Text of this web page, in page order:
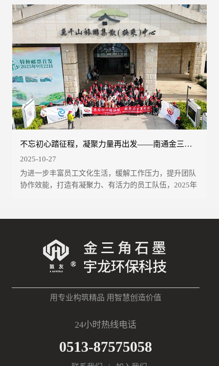
不忘初心踏征程，凝聚力量再出发——南通金三角石墨（江苏宇龙环保）湖州团建活动顺利开展...
2025-10-27
为进一步丰富员工文化生活，缓解工作压力，提升团队
协作效能，打造有凝聚力、有活力的员工队伍，2025年
用专业构筑精品 用智慧创造价值
24小时热线电话
0513-87575058